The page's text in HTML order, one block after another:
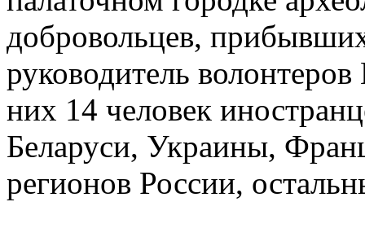
добровольцев,
руководитель
них 14 человек
Беларуси, Украины,
регионов России,